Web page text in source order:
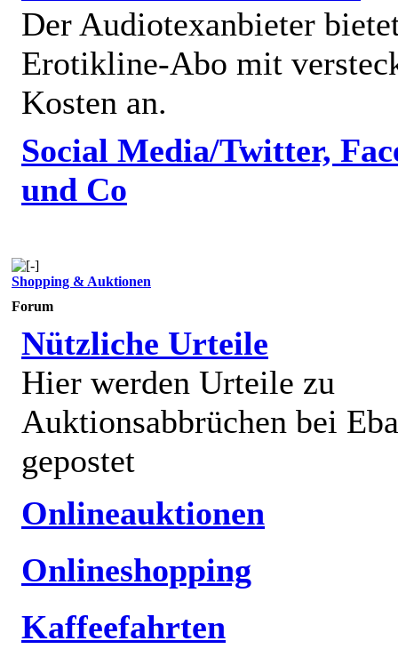
Der Audiotexanbieter
Erotikline-Abo mit
Kosten an.
Social Media/Twitter,
und Co
Shopping & Auktionen
Forum
Nützliche Urteile
Hier werden Urteile zu
Auktionsabbrüchen bei
gepostet
Onlineauktionen
Onlineshopping
Kaffeefahrten